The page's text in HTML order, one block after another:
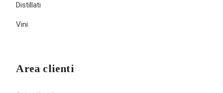
Distillati
Vini
Area clienti